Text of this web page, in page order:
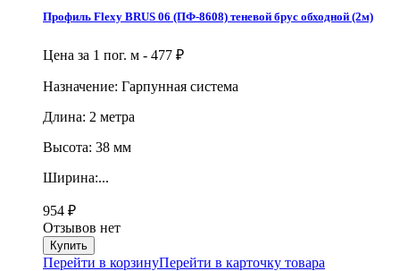
Профиль Flexy BRUS 06 (ПФ-8608) теневой брус обходной (2м)
Цена за 1 пог. м - 477 ₽
Назначение: Гарпунная система
Длина: 2 метра
Высота: 38 мм
Ширина:...
954 ₽
Отзывов нет
Перейти в корзинуПерейти в карточку товара